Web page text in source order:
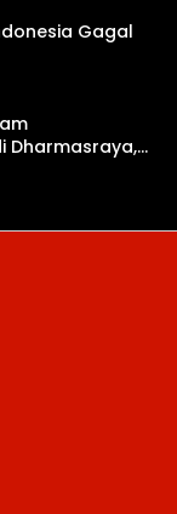
Gagal
Dharmasraya,
Disita